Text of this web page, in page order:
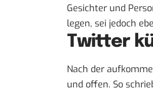
Gesichter und
legen, sei jedoch
Twitter
Nach der
und offen. So